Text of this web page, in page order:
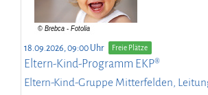
18.09.2026, 09:00 Uhr Freie Plätze
Eltern-Kind-Programm EKP®
Eltern-Kind-Gruppe Mitterfelden,